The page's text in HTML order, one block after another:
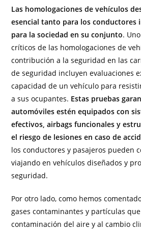
Las homologaciones de vehículos
esencial tanto para los conductores
para la sociedad en su conjunto.
críticos de las homologaciones de
contribución a la seguridad en las
de seguridad incluyen evaluaciones
capacidad de un vehículo para
a sus ocupantes. Estas pruebas
automóviles estén equipados con
efectivos, airbags funcionales y
el riesgo de lesiones en caso de
los conductores y pasajeros pueden
viajando en vehículos diseñados y
seguridad.
Por otro lado, como hemos
gases contaminantes y partículas
contaminación del aire y al cambio